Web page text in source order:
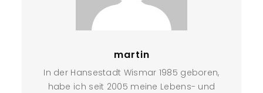
martin
In der Hansestadt Wismar 1985 geboren,
habe ich seit 2005 meine Lebens- und